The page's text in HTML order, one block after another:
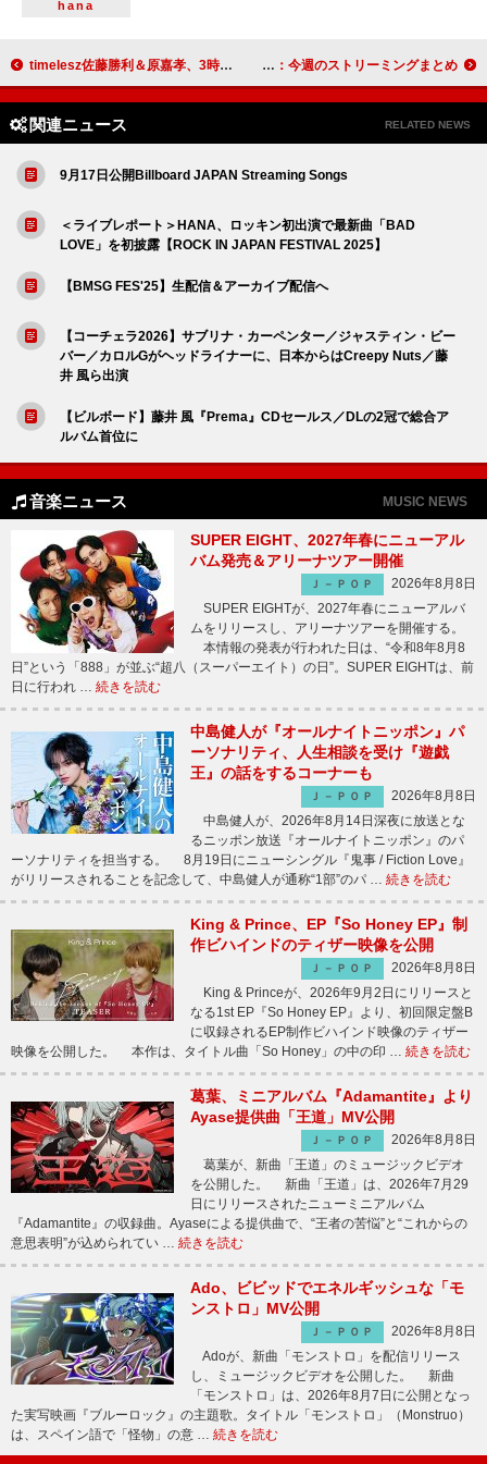
hana
timelesz佐藤勝利＆原嘉孝、3時間生放送の『レコメン！』火曜パーソナリティ就任 back number「花束」「HAPPY BIRTHDAY」／あいみょん「君はロックを聴かない」がマイルストーン突破：今週のストリーミングまとめ
関連ニュース RELATED NEWS
9月17日公開Billboard JAPAN Streaming Songs
＜ライブレポート＞HANA、ロッキン初出演で最新曲「BAD
LOVE」を初披露【ROCK IN JAPAN FESTIVAL 2025】
【BMSG FES'25】生配信＆アーカイブ配信へ
【コーチェラ2026】サブリナ・カーペンター／ジャスティン・ビー
バー／カロルGがヘッドライナーに、日本からはCreepy Nuts／藤
井 風ら出演
【ビルボード】藤井 風『Prema』CDセールス／DLの2冠で総合ア
ルバム首位に
音楽ニュース MUSIC NEWS
SUPER EIGHT、2027年春にニューアル
バム発売＆アリーナツアー開催
Ｊ－ＰＯＰ
2026年8月8日
SUPER EIGHTが、2027年春にニューアルバ
ムをリリースし、アリーナツアーを開催する。
本情報の発表が行われた日は、“令和8年8月8
日”という「888」が並ぶ“超八（スーパーエイト）の日”。SUPER EIGHTは、前
日に行われ … 続きを読む
中島健人が『オールナイトニッポン』パ
ーソナリティ、人生相談を受け『遊戯
王』の話をするコーナーも
Ｊ－ＰＯＰ
2026年8月8日
中島健人が、2026年8月14日深夜に放送とな
るニッポン放送『オールナイトニッポン』のパ
ーソナリティを担当する。 8月19日にニューシングル『鬼事 / Fiction Love』
がリリースされることを記念して、中島健人が通称“1部”のパ … 続きを読む
King & Prince、EP『So Honey EP』制
作ビハインドのティザー映像を公開
Ｊ－ＰＯＰ
2026年8月8日
King & Princeが、2026年9月2日にリリースと
なる1st EP『So Honey EP』より、初回限定盤B
に収録されるEP制作ビハインド映像のティザー
映像を公開した。 本作は、タイトル曲「So Honey」の中の印 … 続きを読む
葛葉、ミニアルバム『Adamantite』より
Ayase提供曲「王道」MV公開
Ｊ－ＰＯＰ
2026年8月8日
葛葉が、新曲「王道」のミュージックビデオ
を公開した。 新曲「王道」は、2026年7月29
日にリリースされたニューミニアルバム
『Adamantite』の収録曲。Ayaseによる提供曲で、“王者の苦悩”と“これからの
意思表明”が込められてい … 続きを読む
Ado、ビビッドでエネルギッシュな「モ
ンストロ」MV公開
Ｊ－ＰＯＰ
2026年8月8日
Adoが、新曲「モンストロ」を配信リリース
し、ミュージックビデオを公開した。 新曲
「モンストロ」は、2026年8月7日に公開となっ
た実写映画『ブルーロック』の主題歌。タイトル「モンストロ」（Monstruo）
は、スペイン語で「怪物」の意 … 続きを読む